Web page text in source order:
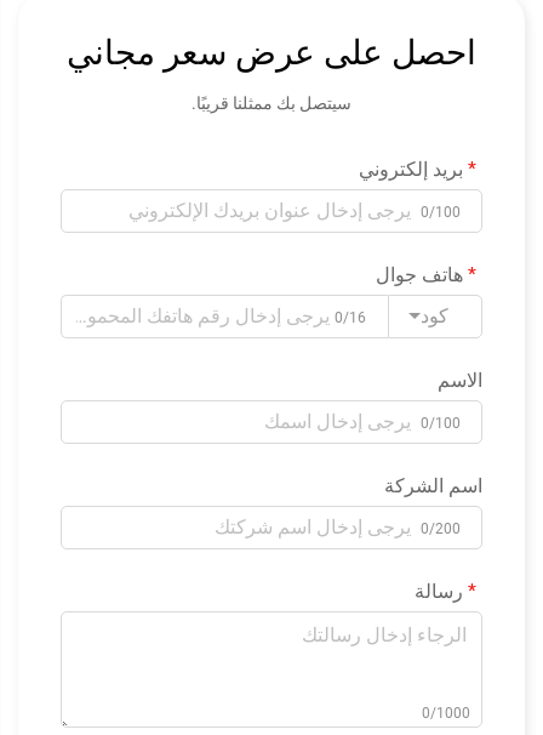
احصل على عرض سعر مجاني
سيتصل بك ممثلنا قريبًا.
بريد إلكتروني
0/100
هاتف جوال
كود
0/16
الاسم
0/100
اسم الشركة
0/200
رسالة
0/1000